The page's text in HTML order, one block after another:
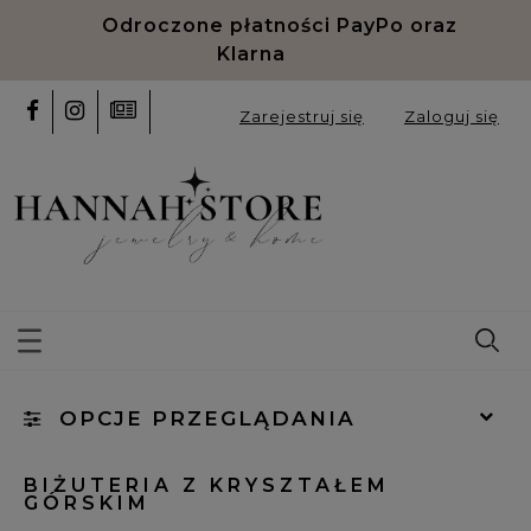
Odroczone płatności PayPo oraz
Klarna
Zarejestruj się Zaloguj się
OPCJE PRZEGLĄDANIA
Kategorie: Kryształ górski
BIŻUTERIA Z KRYSZTAŁEM
GÓRSKIM